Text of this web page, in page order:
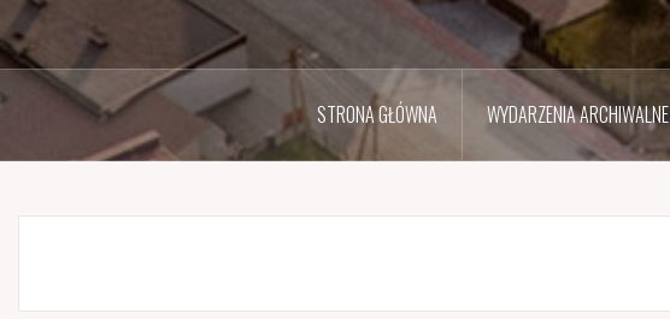
STRONA GŁÓWNA WYDARZENIA ARCHIWALNE